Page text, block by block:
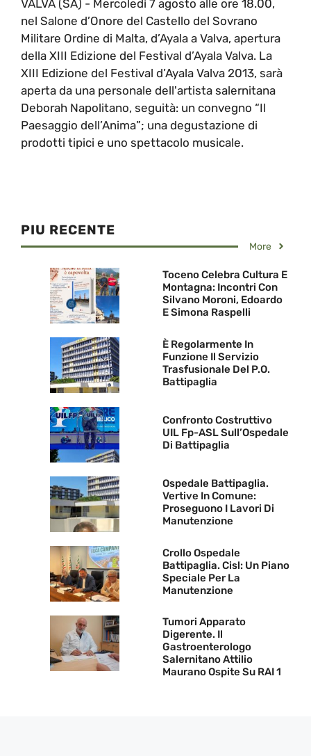
VALVA (SA) - Mercoledì 7 agosto alle ore 18.00,
nel Salone d’Onore del Castello del Sovrano
Militare Ordine di Malta, d’Ayala a Valva, apertura
della XIII Edizione del Festival d’Ayala Valva. La
XIII Edizione del Festival d’Ayala Valva 2013, sarà
aperta da una personale dell'artista salernitana
Deborah Napolitano, seguità: un convegno “Il
Paesaggio dell’Anima”; una degustazione di
prodotti tipici e uno spettacolo musicale.
PIU RECENTE
More
Toceno Celebra Cultura E
Montagna: Incontri Con
Silvano Moroni, Edoardo
E Simona Raspelli
È Regolarmente In
Funzione Il Servizio
Trasfusionale Del P.O.
Battipaglia
Confronto Costruttivo
UIL Fp-ASL Sull’Ospedale
Di Battipaglia
Ospedale Battipaglia.
Vertive In Comune:
Proseguono I Lavori Di
Manutenzione
Crollo Ospedale
Battipaglia. Cisl: Un Piano
Speciale Per La
Manutenzione
Tumori Apparato
Digerente. Il
Gastroenterologo
Salernitano Attilio
Maurano Ospite Su RAI 1